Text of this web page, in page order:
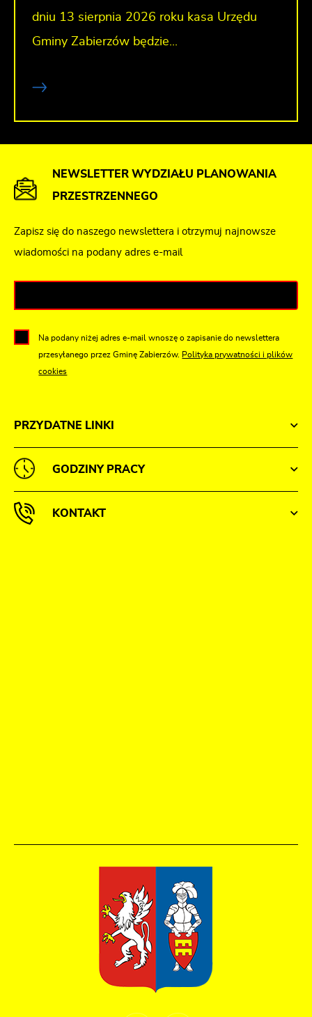
dniu 13 sierpnia 2026 roku kasa Urzędu
Gminy Zabierzów będzie...
PRZYDATNE LINKI
NEWSLETTER WYDZIAŁU PLANOWANIA
PRZESTRZENNEGO
Zapisz się do naszego newslettera i otrzymuj najnowsze
wiadomości na podany adres e-mail
Na podany niżej adres e-mail wnoszę o zapisanie do newslettera
przesyłanego przez Gminę Zabierzów. Polityka prywatności i plików
cookies
GODZINY PRACY
KONTAKT